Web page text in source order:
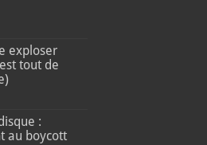
exploser
tout de
:
au boycott